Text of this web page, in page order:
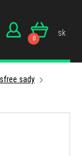
0
sk
sady